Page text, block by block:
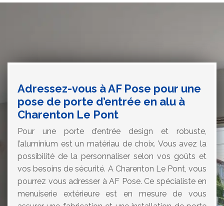
Adressez-vous à AF Pose pour une
pose de porte d’entrée en alu à
Charenton Le Pont
Pour une porte d’entrée design et robuste,
l’aluminium est un matériau de choix. Vous avez la
possibilité de la personnaliser selon vos goûts et
vos besoins de sécurité. A Charenton Le Pont, vous
pourrez vous adresser à AF Pose. Ce spécialiste en
menuiserie extérieure est en mesure de vous